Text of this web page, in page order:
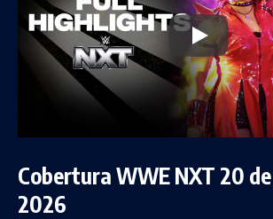
Cobertura WWE NXT 20
2026